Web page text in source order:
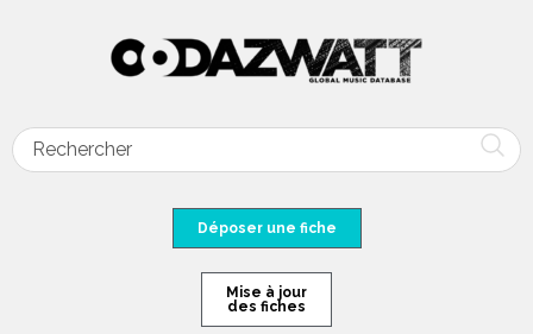
Déposer une fiche
Mise à jour
des fiches